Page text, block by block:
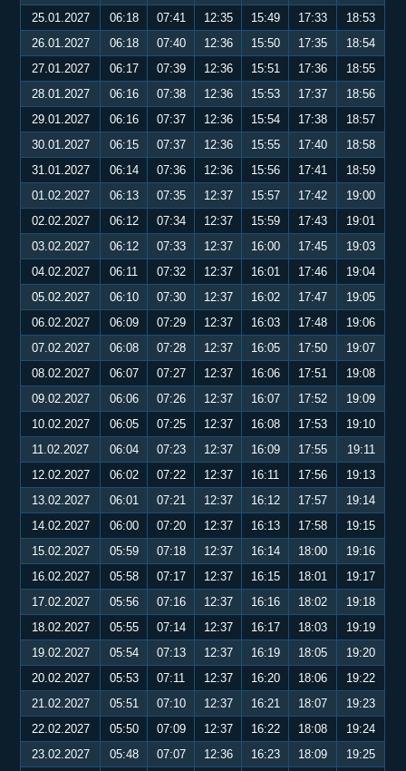
25.01.2027
06:18 07:41 12:35 15:49 17:33
18:53
26.01.2027
06:18 07:40 12:36 15:50 17:35
18:54
27.01.2027
06:17 07:39 12:36 15:51 17:36
18:55
28.01.2027
06:16 07:38 12:36 15:53 17:37
18:56
29.01.2027
06:16 07:37 12:36 15:54 17:38
18:57
30.01.2027
06:15 07:37 12:36 15:55 17:40
18:58
31.01.2027
06:14 07:36 12:36 15:56 17:41
18:59
01.02.2027
06:13 07:35 12:37 15:57 17:42
19:00
02.02.2027
06:12 07:34 12:37 15:59 17:43
19:01
03.02.2027
06:12 07:33 12:37 16:00 17:45
19:03
04.02.2027
06:11 07:32 12:37 16:01 17:46
19:04
05.02.2027
06:10 07:30 12:37 16:02 17:47
19:05
06.02.2027
06:09 07:29 12:37 16:03 17:48
19:06
07.02.2027
06:08 07:28 12:37 16:05 17:50
19:07
08.02.2027
06:07 07:27 12:37 16:06 17:51
19:08
09.02.2027
06:06 07:26 12:37 16:07 17:52
19:09
10.02.2027
06:05 07:25 12:37 16:08 17:53
19:10
11.02.2027
06:04 07:23 12:37 16:09 17:55
19:11
12.02.2027
06:02 07:22 12:37 16:11 17:56
19:13
13.02.2027
06:01 07:21 12:37 16:12 17:57
19:14
14.02.2027
06:00 07:20 12:37 16:13 17:58
19:15
15.02.2027
05:59 07:18 12:37 16:14 18:00
19:16
16.02.2027
05:58 07:17 12:37 16:15 18:01
19:17
17.02.2027
05:56 07:16 12:37 16:16 18:02
19:18
18.02.2027
05:55 07:14 12:37 16:17 18:03
19:19
19.02.2027
05:54 07:13 12:37 16:19 18:05
19:20
20.02.2027
05:53 07:11 12:37 16:20 18:06
19:22
21.02.2027
05:51 07:10 12:37 16:21 18:07
19:23
22.02.2027
05:50 07:09 12:37 16:22 18:08
19:24
23.02.2027
05:48 07:07 12:36 16:23 18:09
19:25